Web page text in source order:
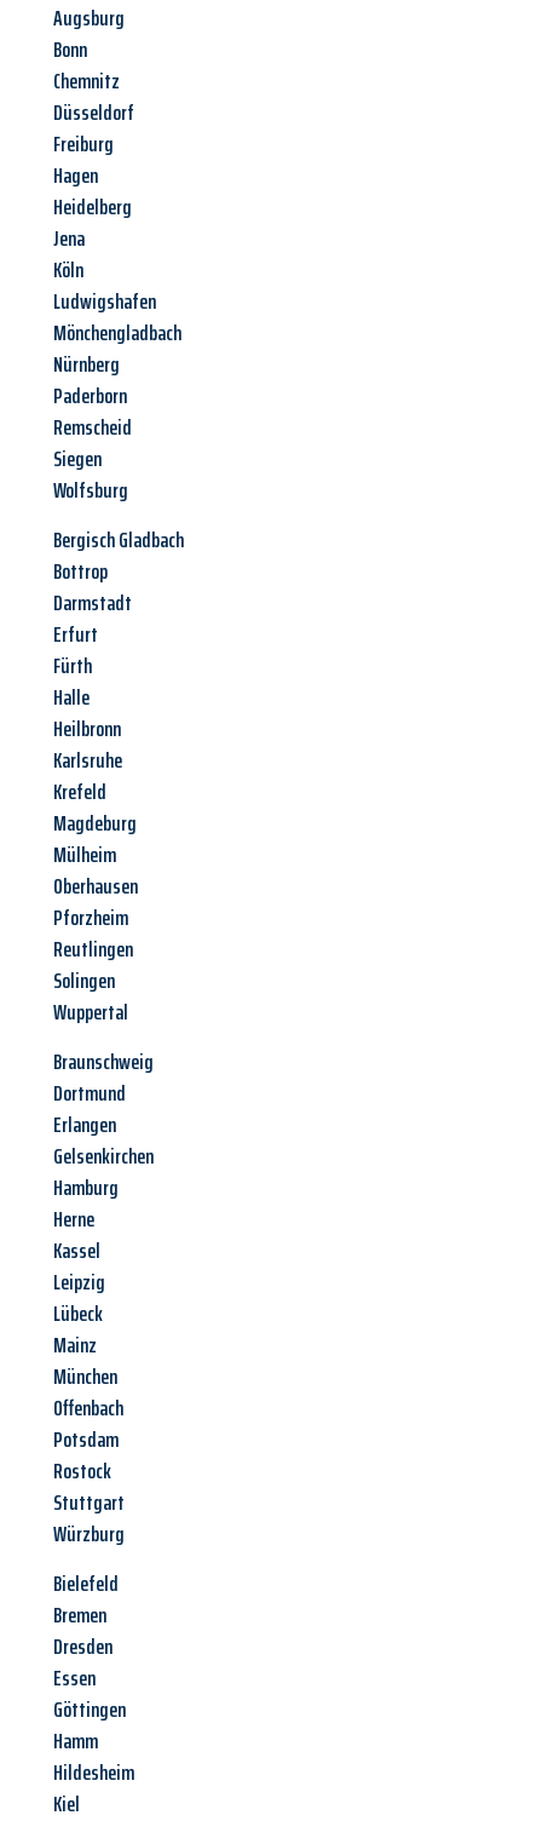
Augsburg
Bonn
Chemnitz
Düsseldorf
Freiburg
Hagen
Heidelberg
Jena
Köln
Ludwigshafen
Mönchengladbach
Nürnberg
Paderborn
Remscheid
Siegen
Wolfsburg
Bergisch Gladbach
Bottrop
Darmstadt
Erfurt
Fürth
Halle
Heilbronn
Karlsruhe
Krefeld
Magdeburg
Mülheim
Oberhausen
Pforzheim
Reutlingen
Solingen
Wuppertal
Braunschweig
Dortmund
Erlangen
Gelsenkirchen
Hamburg
Herne
Kassel
Leipzig
Lübeck
Mainz
München
Offenbach
Potsdam
Rostock
Stuttgart
Würzburg
Bielefeld
Bremen
Dresden
Essen
Göttingen
Hamm
Hildesheim
Kiel